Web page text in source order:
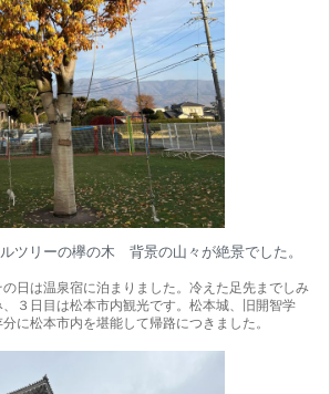
ツリーの欅の木 背景の山々が絶景でした。
日は温泉宿に泊まりました。冷えた足先までしみ
３日目は松本市内観光です。松本城、旧開智学
に松本市内を堪能して帰路につきました。